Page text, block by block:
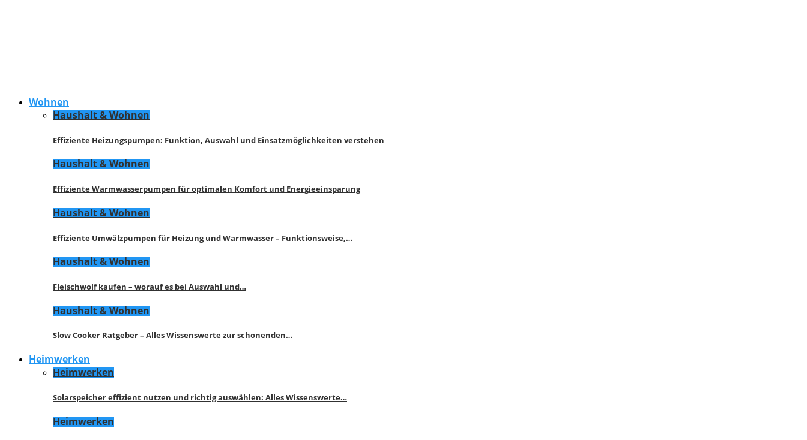
Wohnen
Haushalt & Wohnen
Effiziente Heizungspumpen: Funktion, Auswahl und Einsatzmöglichkeiten verstehen
Haushalt & Wohnen
Effiziente Warmwasserpumpen für optimalen Komfort und Energieeinsparung
Haushalt & Wohnen
Effiziente Umwälzpumpen für Heizung und Warmwasser – Funktionsweise,…
Haushalt & Wohnen
Fleischwolf kaufen – worauf es bei Auswahl und…
Haushalt & Wohnen
Slow Cooker Ratgeber – Alles Wissenswerte zur schonenden…
Heimwerken
Heimwerken
Solarspeicher effizient nutzen und richtig auswählen: Alles Wissenswerte…
Heimwerken